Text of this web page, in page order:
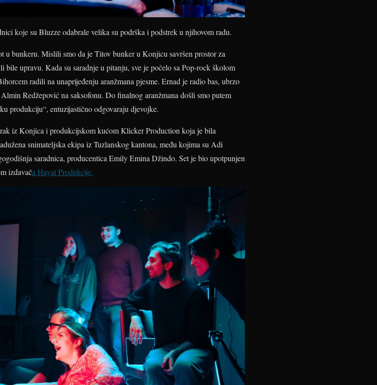
koje su Bluzze odabrale velika su podrška i podstrek u njihovom radu.
u bunkeru. Mislili smo da je Titov bunker u Konjicu savršen prostor za
bile upravu. Kada su saradnje u pitanju, sve je počelo sa Pop-rock školom
radili na unaprijeđenju aranžmana pjesme. Ernad je radio bas, ubrzo
Redžepović na saksofonu. Do finalnog aranžmana došli smo putem
produkciju“, entuzijastično odgovaraju djevojke.
iz Konjica i produkcijskom kućom Klicker Production koja je bila
snimateljska ekipa iz Tuzlanskog kantona, među kojima su Adi
saradnica, producentica Emily Emina Džindo. Set je bio upotpunjen
izdavača Hayat Produkcije.